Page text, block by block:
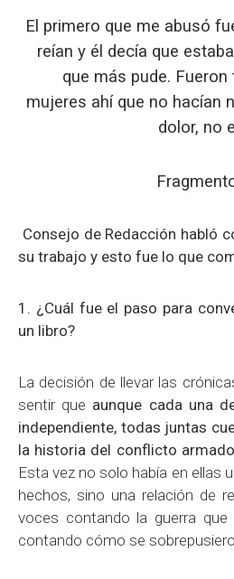
El primero que me abusó
reían y él decía que
que más pude.
mujeres ahí que no hacían
dolor, no
Consejo de Redacción habló
su trabajo y esto fue lo que
1. ¿Cuál fue el paso para
un libro?
La decisión de llevar las
sentir que aunque cada una
independiente, todas juntas
la historia del conflicto
Esta vez no solo había en ellas
hechos, sino una relación de
voces contando la guerra que
contando cómo se